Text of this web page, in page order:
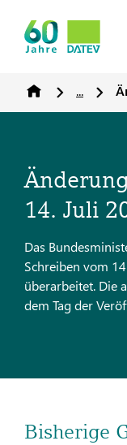
...
14. Juli
Das
Schreiben vom
überarbeitet. Die
dem Tag der
Bisherige